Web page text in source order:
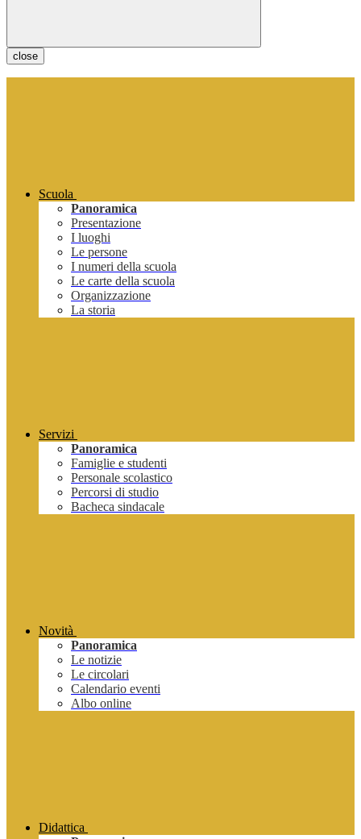
close
Scuola
Panoramica
Presentazione
I luoghi
Le persone
I numeri della scuola
Le carte della scuola
Organizzazione
La storia
Servizi
Panoramica
Famiglie e studenti
Personale scolastico
Percorsi di studio
Bacheca sindacale
Novità
Panoramica
Le notizie
Le circolari
Calendario eventi
Albo online
Didattica